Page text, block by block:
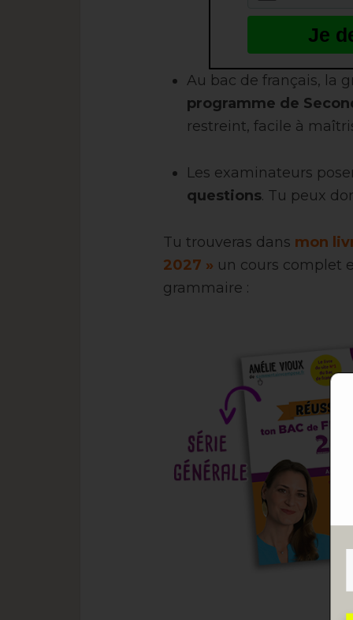
Je
Au bac de français, la
programme de
restreint, facile à
Les examinateurs
questions. Tu peux
Tu trouveras dans mon
2027 » un cours complet
grammaire :